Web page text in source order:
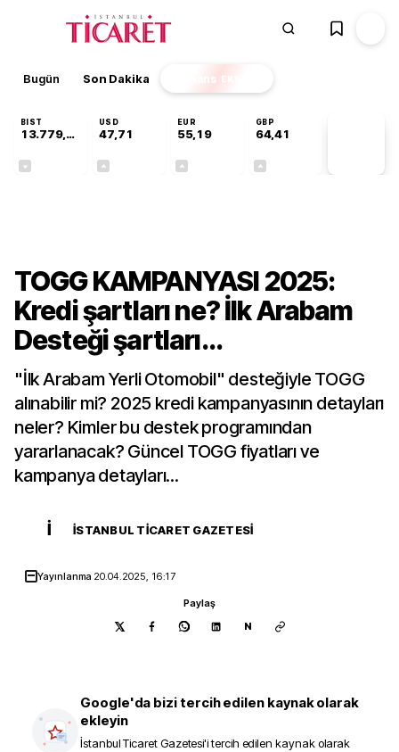
Bugün Son Dakika Finans EKSTRA
BIST
13.779,39
USD
47,71
EUR
55,19
GBP
64,41
TOGG KAMPANYASI 2025:
Kredi şartları ne? İlk Arabam
Desteği şartları...
"İlk Arabam Yerli Otomobil" desteğiyle TOGG
alınabilir mi? 2025 kredi kampanyasının detayları
neler? Kimler bu destek programından
yararlanacak? Güncel TOGG fiyatları ve
kampanya detayları...
İ İSTANBUL TICARET GAZETESI
Yayınlanma 20.04.2025, 16:17
Paylaş
N
Google'da bizi tercih edilen kaynak olarak
ekleyin
İstanbul Ticaret Gazetesi'i tercih edilen kaynak olarak